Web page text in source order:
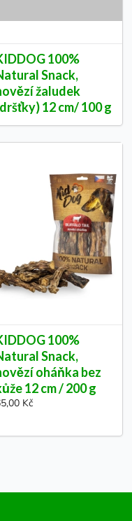
100%
Snack,
žaludek
12 cm/ 100 g
100%
Snack,
oháňka bez
12 cm / 200 g
Kč